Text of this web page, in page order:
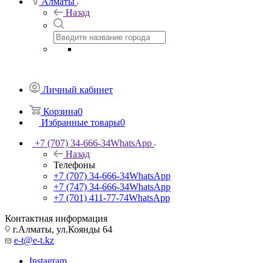
Назад
Личный кабинет
Корзина0
Избранные товары0
+7 (707) 34-666-34WhatsApp
Назад
Телефоны
+7 (707) 34-666-34WhatsApp
+7 (747) 34-666-34WhatsApp
+7 (701) 411-77-74WhatsApp
Контактная информация
г.Алматы, ул.Коянды 64
e-t@e-t.kz
Instagram